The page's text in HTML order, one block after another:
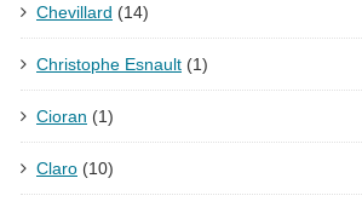
Chevillard (14)
Christophe Esnault (1)
Cioran (1)
Claro (10)